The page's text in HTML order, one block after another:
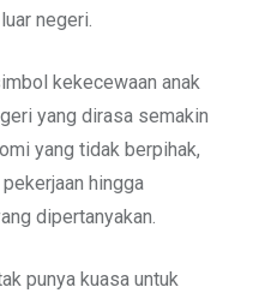
negeri.
kekecewaan anak
yang dirasa semakin
yang tidak berpihak,
hingga
dipertanyakan.
punya kuasa untuk